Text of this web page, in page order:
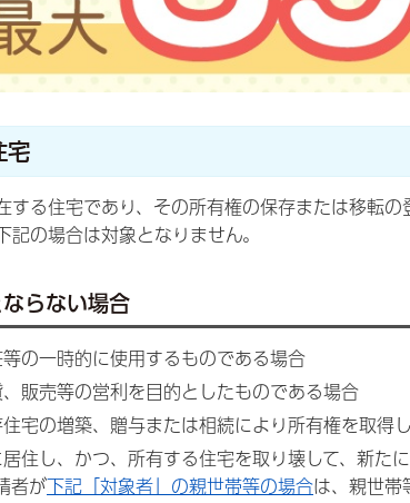
宅
する住宅であり、その所有権の保存または移転の
記の場合は対象となりません。
らない場合
等の一時的に使用するものである場合
、販売等の営利を目的としたものである場合
住宅の増築、贈与または相続により所有権を取得
住し、かつ、所有する住宅を取り壊して、新た
者が 下記「対象者」の親世帯等の場合は、親世帯